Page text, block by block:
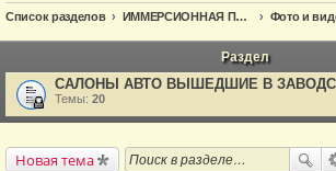
Список разделов ИММЕРСИОННАЯ ПЕЧАТЬ
Раздел
САЛОНЫ АВТО ВЫШЕДШИЕ В
Темы: 20
Новая тема